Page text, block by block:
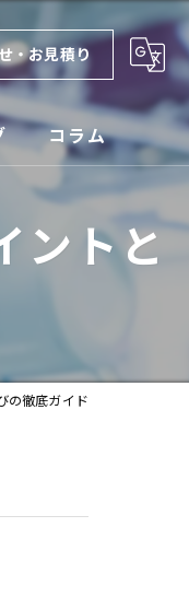
・お見積り
コラム
ントと
の徹底ガイド